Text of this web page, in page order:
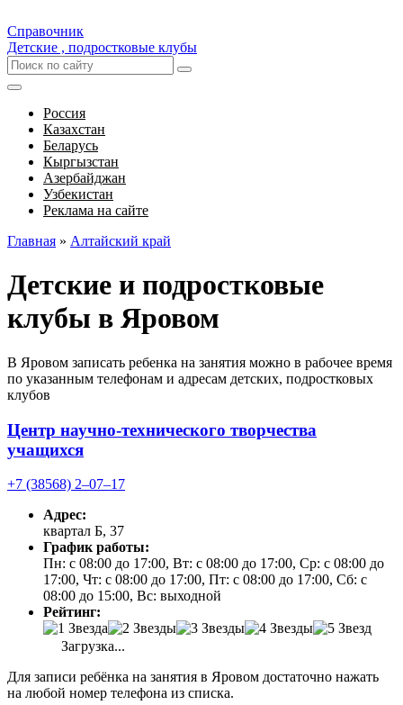
Справочник
Детские , подростковые клубы
Россия
Казахстан
Беларусь
Кыргызстан
Азербайджан
Узбекистан
Реклама на сайте
Главная » Алтайский край
Детские и подростковые
клубы в Яровом
В Яровом записать ребенка на занятия можно в рабочее время
по указанным телефонам и адресам детских, подростковых
клубов
Центр научно-технического творчества
учащихся
+7 (38568) 2‒07‒17
Адрес:
квартал Б, 37
График работы:
Пн: с 08:00 до 17:00, Вт: с 08:00 до 17:00, Ср: с 08:00 до
17:00, Чт: с 08:00 до 17:00, Пт: с 08:00 до 17:00, Сб: с
08:00 до 15:00, Вс: выходной
Рейтинг:
Загрузка...
Для записи ребёнка на занятия в Яровом достаточно нажать
на любой номер телефона из списка.